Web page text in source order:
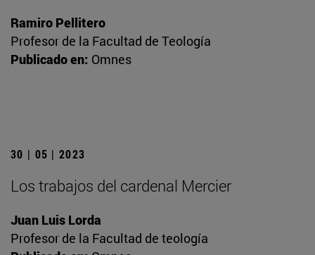
Ramiro Pellitero
Profesor de la Facultad de Teología
Publicado en: Omnes
30 | 05 | 2023
Los trabajos del cardenal Mercier
Juan Luis Lorda
Profesor de la Facultad de teología